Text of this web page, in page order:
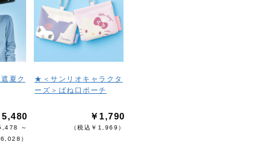
夏ク
～
）
★＜サンリオキャラクタ
ーズ＞ばね口ポーチ
￥1,790
（税込￥1,969）